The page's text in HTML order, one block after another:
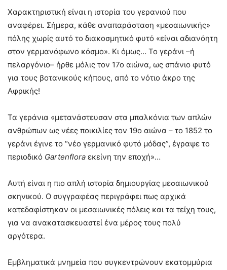
Χαρακτηριστική είναι η ιστορία του γερανιού που
αναφέρει. Σήμερα, κάθε αναπαράσταση «μεσαιωνικής»
πόλης χωρίς αυτό το διακοσμητικό φυτό «είναι αδιανόητη
στον γερμανόφωνο κόσμο». Κι όμως… Το γεράνι –ή
πελαργόνιο– ήρθε μόλις τον 17ο αιώνα, ως σπάνιο φυτό
για τους βοτανικούς κήπους, από το νότιο άκρο της
Αφρικής!
Τα γεράνια «μετανάστευσαν στα μπαλκόνια των απλών
ανθρώπων ως νέες ποικιλίες τον 19ο αιώνα – το 1852 το
γεράνι έγινε το “νέο γερμανικό φυτό μόδας”, έγραψε το
περιοδικό Gartenflora εκείνη την εποχή»…
Αυτή είναι η πιο απλή ιστορία δημιουργίας μεσαιωνικού
σκηνικού. Ο συγγραφέας περιγράφει πως αρχικά
κατεδαφίστηκαν οι μεσαιωνικές πόλεις και τα τείχη τους,
για να ανακατασκευαστεί ένα μέρος τους πολύ
αργότερα.
Εμβληματικά μνημεία που συγκεντρώνουν εκατομμύρια